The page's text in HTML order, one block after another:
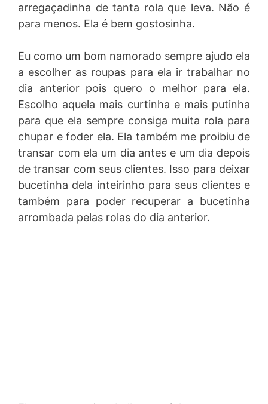
arregaçadinha de tanta rola que leva. Não é
para menos. Ela é bem gostosinha.
Eu como um bom namorado sempre ajudo ela
a escolher as roupas para ela ir trabalhar no
dia anterior pois quero o melhor para ela.
Escolho aquela mais curtinha e mais putinha
para que ela sempre consiga muita rola para
chupar e foder ela. Ela também me proibiu de
transar com ela um dia antes e um dia depois
de transar com seus clientes. Isso para deixar
bucetinha dela inteirinho para seus clientes e
também para poder recuperar a bucetinha
arrombada pelas rolas do dia anterior.